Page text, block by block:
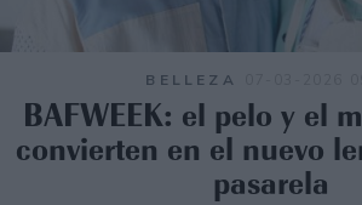
BELLEZA
BAFWEEK: el pelo y el
convierten en el nuevo
pasarela